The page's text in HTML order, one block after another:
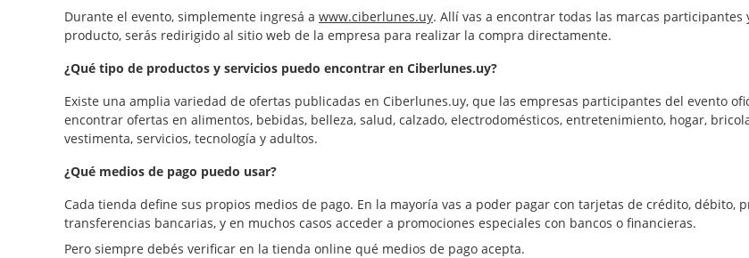
Durante el evento, simplemente ingresá a www.ciberlunes.uy. Allí vas a encontrar todas las marcas
producto, serás redirigido al sitio web de la empresa para realizar la compra directamente.
¿Qué tipo de productos y servicios puedo encontrar en Ciberlunes.uy?
Existe una amplia variedad de ofertas publicadas en Ciberlunes.uy, que las empresas participantes del evento
encontrar ofertas en alimentos, bebidas, belleza, salud, calzado, electrodomésticos, entretenimiento, hogar,
vestimenta, servicios, tecnología y adultos.
¿Qué medios de pago puedo usar?
Cada tienda define sus propios medios de pago. En la mayoría vas a poder pagar con tarjetas de crédito, débito,
transferencias bancarias, y en muchos casos acceder a promociones especiales con bancos o financieras.
Pero siempre debés verificar en la tienda online qué medios de pago acepta.